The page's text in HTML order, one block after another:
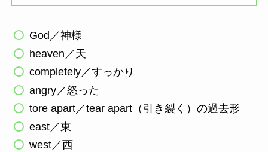
God／神様
heaven／天
completely／すっかり
angry／怒った
tore apart／tear apart（引き裂く）の過去形
east／東
west／西